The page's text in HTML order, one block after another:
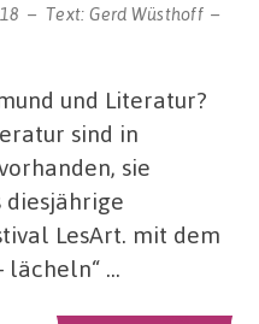
Text: Gerd Wüsthoff
und Literatur?
sind in
sie
diesjährige
LesArt. mit dem
lächeln“ …